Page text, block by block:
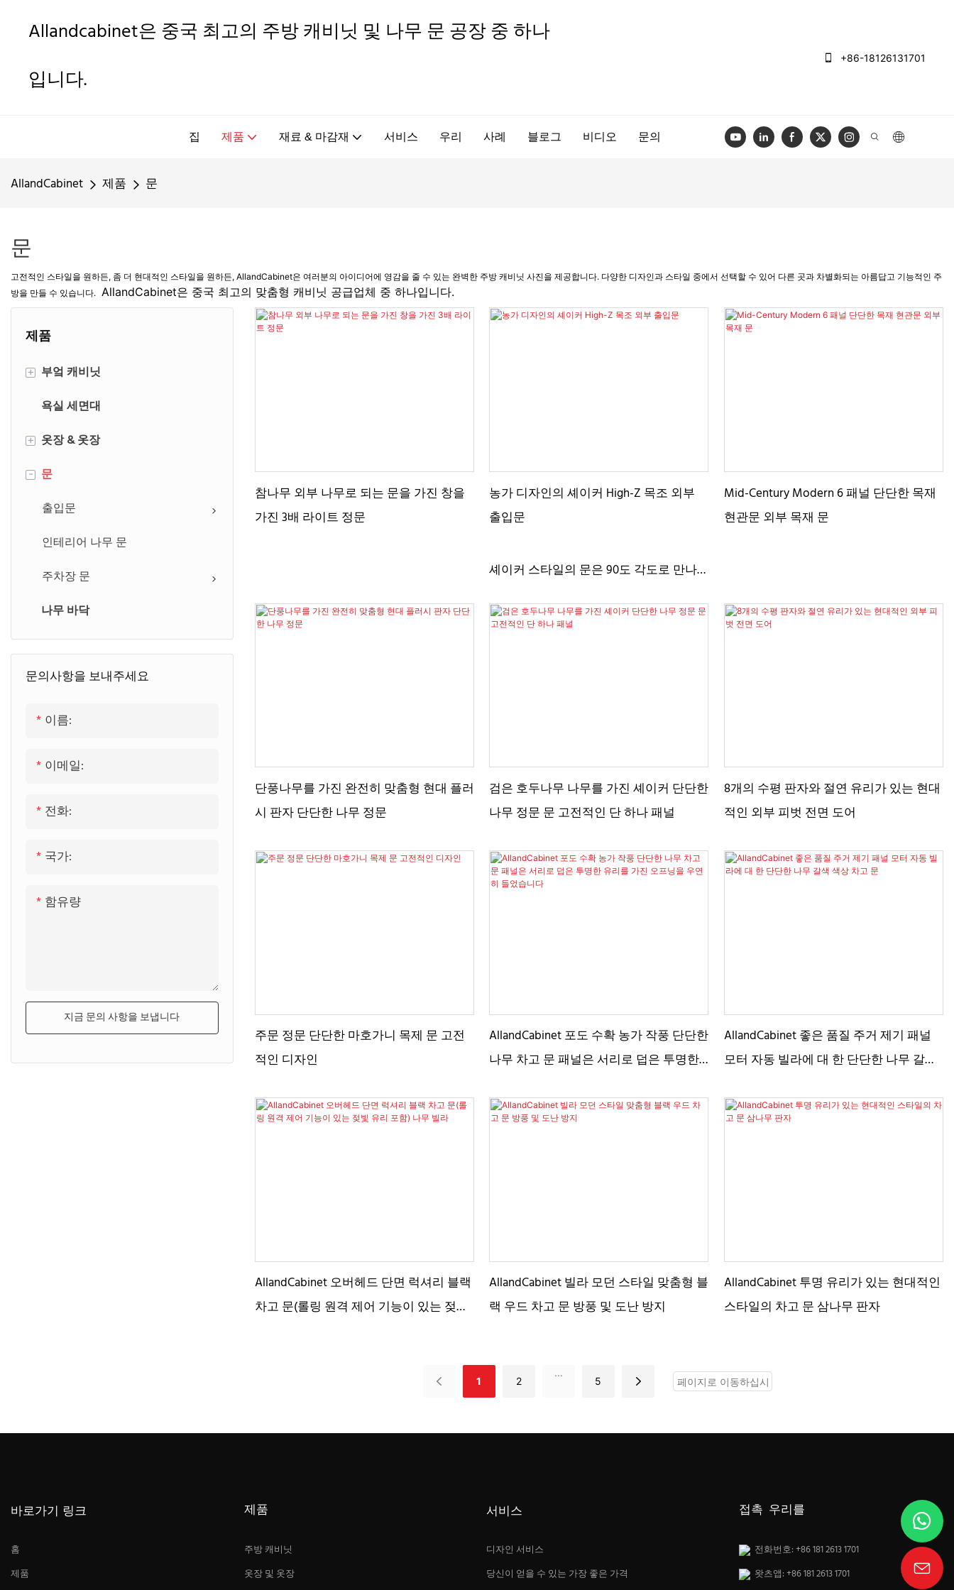
Allandcabinet은 중국 최고의 주방 캐비닛 및 나무 문 공장 중 하나
입니다.
+86-18126131701
집 제품 재료 & 마감재 서비스 우리 사례 블로그 비디오 문의
AllandCabinet 제품 문
문
고전적인 스타일을 원하든, 좀 더 현대적인 스타일을 원하든, AllandCabinet은 여러분의 아이디어에 영감을 줄 수 있는 완벽한 주방 캐비닛 사진을 제공합니다. 다양한 디자인과 스타일 중에서 선택할 수 있어 다른 곳과 차별화되는 아름답고 기능적인 주
방을 만들 수 있습니다. AllandCabinet은 중국 최고의 맞춤형 캐비닛 공급업체 중 하나입니다.
제품
+ 부엌 캐비닛
현대적인 스타일
전통적인 스타일
미국 액자
셰이커 주방 캐비닛
욕실 세면대
+ 옷장 & 옷장
슬라이딩 도어 옷장
힌지 도어 옷장
옷장에서 산책
-
문
출입문
인테리어 나무 문
주차장 문
나무 바닥
문의사항을 보내주세요
이름:
이메일:
전화:
국가:
함유량
지금 문의 사항을 보냅니다
참나무 외부 나무로 되는 문을 가진 창을
가진 3배 라이트 정문
농가 디자인의 셰이커 High-Z 목조 외부
출입문
셰이커 스타일의 문은 90도 각도로 만나
특징입니다. 헛간이나 마구간 문을 연상시
Mid-Century Modern 6 패널 단단한 목재
현관문 외부 목재 문
단풍나무를 가진 완전히 맞춤형 현대 플러
시 판자 단단한 나무 정문
검은 호두나무 나무를 가진 셰이커 단단한
나무 정문 문 고전적인 단 하나 패널
8개의 수평 판자와 절연 유리가 있는 현대
적인 외부 피벗 전면 도어
주문 정문 단단한 마호가니 목제 문 고전
적인 디자인
AllandCabinet 포도 수확 농가 작풍 단단한
나무 차고 문 패널은 서리로 덥은 투명한
AllandCabinet 좋은 품질 주거 제기 패널
모터 자동 빌라에 대 한 단단한 나무 갈색
AllandCabinet 오버헤드 단면 럭셔리 블랙
차고 문(롤링 원격 제어 기능이 있는 젖빛
AllandCabinet 빌라 모던 스타일 맞춤형 블
랙 우드 차고 문 방풍 및 도난 방지
AllandCabinet 투명 유리가 있는 현대적인
스타일의 차고 문 삼나무 판자
1 2
...
5
바로가기 링크
홈
제품
제품
주방 캐비닛
옷장 및 옷장
서비스
디자인 서비스
당신이 얻을 수 있는 가장 좋은 가격
접촉 우리를
전화번호: +86 181 2613 1701
왓츠앱: +86 181 2613 1701